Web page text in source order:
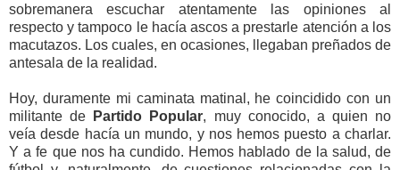
sobremanera escuchar atentamente las opiniones al
respecto y tampoco le hacía ascos a prestarle atención a los
macutazos. Los cuales, en ocasiones, llegaban preñados de
antesala de la realidad.
Hoy, duramente mi caminata matinal, he coincidido con un
militante de
Partido Popular, muy conocido, a quien no
veía desde hacía un mundo, y nos hemos puesto a charlar.
Y a fe que nos ha cundido. Hemos hablado de la salud, de